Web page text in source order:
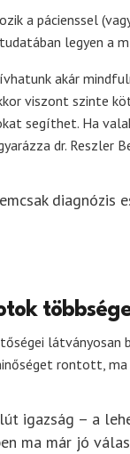
a pácienssel
legyen a
akár
viszont szinte
segíthet. Ha
dr. Reszler
diagnózis
rontott,
igazság – a
ma már jó